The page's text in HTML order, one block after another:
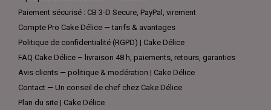
Paiement sécurisé : CB 3-D Secure, PayPal, virement
Compte Pro Cake Délice — tarifs & avantages
Politique de confidentialité (RGPD) | Cake Délice
FAQ Cake Délice – livraison 48 h, paiements, retours, garanties
Avis clients — politique & modération | Cake Délice
Contact — Un conseil de chef chez Cake Délice
Plan du site | Cake Délice